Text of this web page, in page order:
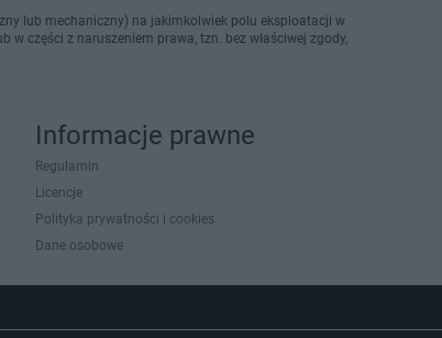
lub mechaniczny) na jakimkolwiek polu eksploatacji w
w części z naruszeniem prawa, tzn. bez właściwej zgody,
Informacje prawne
Regulamin
Licencje
Polityka prywatności i cookies
Dane osobowe